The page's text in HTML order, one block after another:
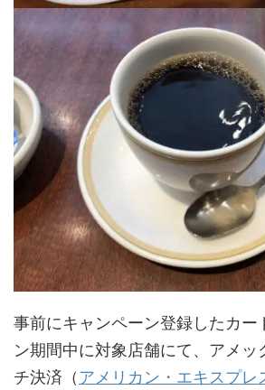
事前にキャンペーン登録したカー
ン期間中に対象店舗にて、アメッ
チ決済（ アメリカン・エキスプレ